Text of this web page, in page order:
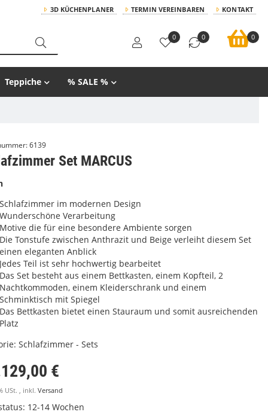
3D KÜCHENPLANER TERMIN VEREINBAREN KONTAKT
0 0 0
Teppiche % SALE %
6139
Set MARCUS
Schlafzimmer im modernen Design
Wunderschöne Verarbeitung
Motive die für eine besondere Ambiente sorgen
Die Tonstufe zwischen Anthrazit und Beige verleiht diesem Set
einen eleganten Anblick
Jedes Teil ist sehr hochwertig bearbeitet
Das Set besteht aus einem Bettkasten, einem Kopfteil, 2
Nachtkommoden, einem Kleiderschrank und einem
Schminktisch mit Spiegel
Das Bettkasten bietet einen Stauraum und somit ausreichenden
Platz
Schlafzimmer - Sets
€
USt. , inkl. Versand
12-14 Wochen